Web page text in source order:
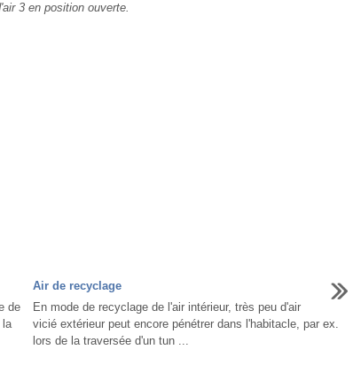
3 en position ouverte.
de
Air de recyclage
En mode de recyclage de l'air intérieur, très peu d'air
vicié extérieur peut encore pénétrer dans l'habitacle, par ex.
lors de la traversée d'un tun ...